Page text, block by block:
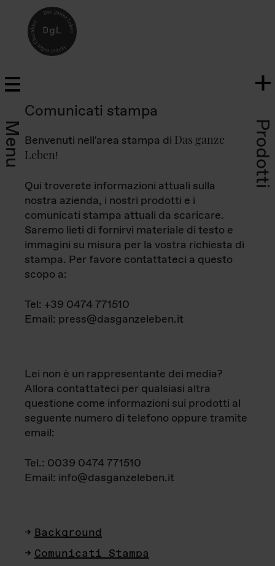
Menu Prodotti
Comunicati stampa
Benvenuti nell'area stampa di Das ganze
Leben!
Qui troverete informazioni attuali sulla
nostra azienda, i nostri prodotti e i
comunicati stampa attuali da scaricare.
Saremo lieti di fornirvi materiale di testo e
immagini su misura per la vostra richiesta di
stampa. Per favore contattateci a questo
scopo a:
Tel: +39 0474 771510
Email: press@dasganzeleben.it
Lei non è un rappresentante dei media?
Allora contattateci per qualsiasi altra
questione come informazioni sui prodotti al
seguente numero di telefono oppure tramite
email:
Tel.: 0039 0474 771510
Email: info@dasganzeleben.it
Background
Comunicati Stampa